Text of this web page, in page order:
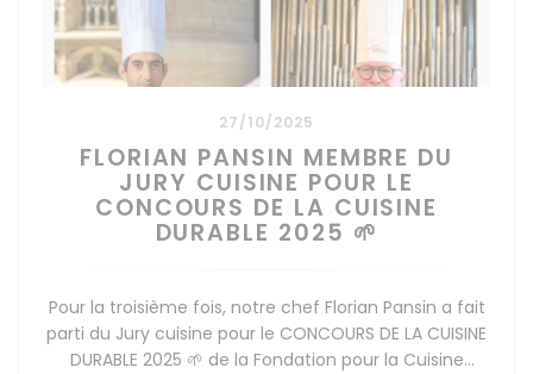
27/10/2025
FLORIAN PANSIN MEMBRE DU
JURY CUISINE POUR LE
CONCOURS DE LA CUISINE
DURABLE 2025 🌱
Pour la troisième fois, notre chef Florian Pansin a fait
parti du Jury cuisine pour le CONCOURS DE LA CUISINE
DURABLE 2025 🌱 de la Fondation pour la Cuisine